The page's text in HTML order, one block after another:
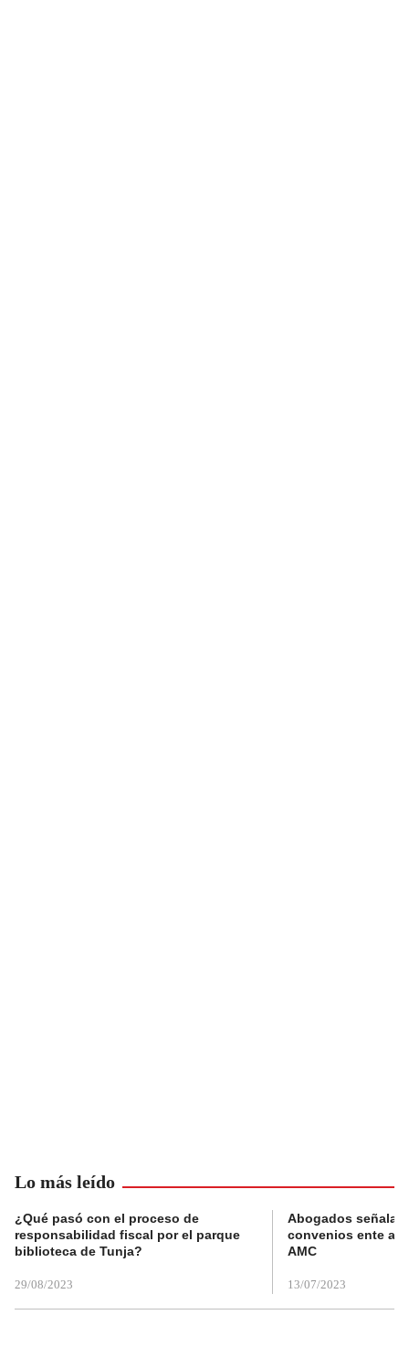
Lo más leído
¿Qué pasó con el proceso de
responsabilidad fiscal por el parque
biblioteca de Tunja?
29/08/2023
Abogados
convenios ente
AMC
13/07/2023